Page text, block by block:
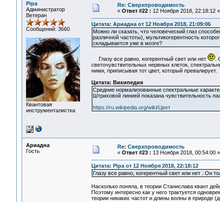
Pipa
Администратор
Ветеран
Сообщений: 3660
Квантовая
инструменталистка
Re: Сверхпроводимость
« Ответ #22 : 12 Ноября 2018, 22:18:12 »
Цитата: Ариадна от 12 Ноября 2018, 21:09:06
Можно ли сказать, что человеческий глаз
различной частоты), мультикогерентность
складывается уже в мозге?
Глазу все равно, когерентный свет или нет
.
светочувствительных нервных клеток,
ними, приписывая тот цвет, который превалирует.
Цитата: Википедия
Средние нормализованные спектральные
Штриховой линией показана чувствительность
https://ru.wikipedia.org/wiki/Цвет
Ариадна
Гость
Re: Сверхпроводимость
« Ответ #23 : 13 Ноября 2018, 00:54:00 »
Цитата: Pipa от 12 Ноября 2018, 22:18:12
Глазу все равно, когерентный свет или нет . Он
Насколько поняла, в теории Станислава квант
Поэтому интересно как у него трактуется
теории никаких частот и длины волны в природе